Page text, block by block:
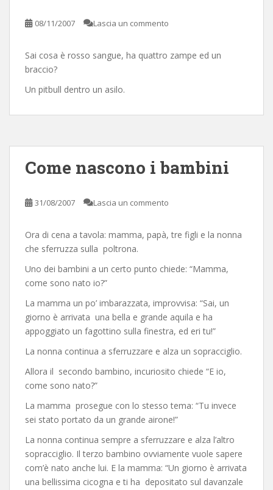
08/11/2007 Lascia un commento
Sai cosa è rosso sangue, ha quattro zampe ed un
braccio?
Un pitbull dentro un asilo.
Come nascono i bambini
31/08/2007 Lascia un commento
Ora di cena a tavola: mamma, papà, tre figli e la nonna
che sferruzza sulla poltrona.
Uno dei bambini a un certo punto chiede: “Mamma,
come sono nato io?”
La mamma un po’ imbarazzata, improvvisa: “Sai, un
giorno è arrivata una bella e grande aquila e ha
appoggiato un fagottino sulla finestra, ed eri tu!”
La nonna continua a sferruzzare e alza un sopracciglio.
Allora il secondo bambino, incuriosito chiede “E io,
come sono nato?”
La mamma prosegue con lo stesso tema: “Tu invece
sei stato portato da un grande airone!”
La nonna continua sempre a sferruzzare e alza l’altro
sopracciglio. Il terzo bambino ovviamente vuole sapere
com’è nato anche lui. E la mamma: “Un giorno è arrivata
una bellissima cicogna e ti ha depositato sul davanzale